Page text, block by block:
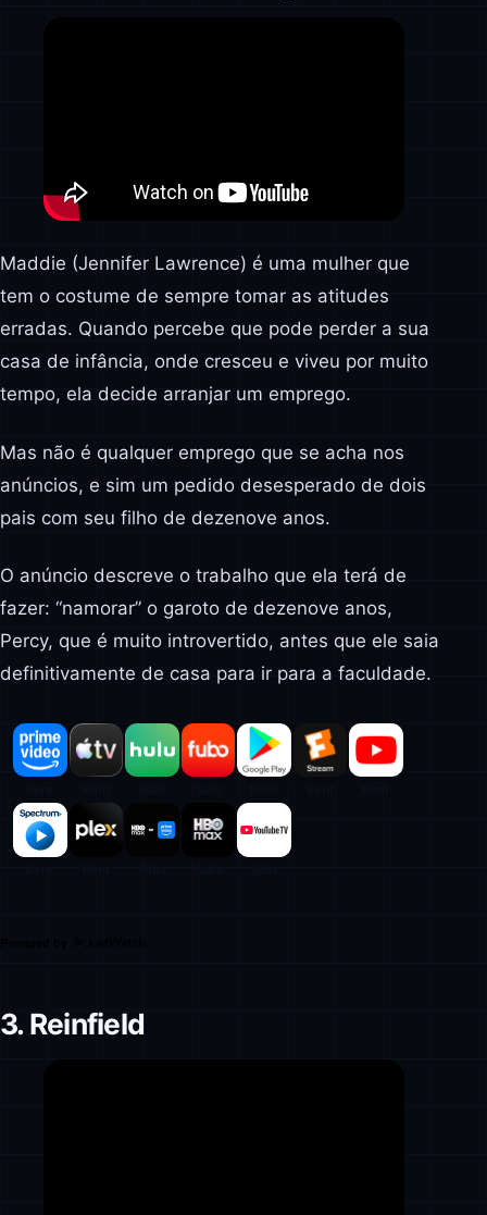
Maddie (Jennifer Lawrence) é uma mulher que
tem o costume de sempre tomar as atitudes
erradas. Quando percebe que pode perder a sua
casa de infância, onde cresceu e viveu por muito
tempo, ela decide arranjar um emprego.
Mas não é qualquer emprego que se acha nos
anúncios, e sim um pedido desesperado de dois
pais com seu filho de dezenove anos.
O anúncio descreve o trabalho que ela terá de
fazer: “namorar” o garoto de dezenove anos,
Percy, que é muito introvertido, antes que ele saia
definitivamente de casa para ir para a faculdade.
3. Reinfield